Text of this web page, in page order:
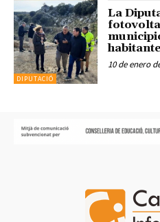
DIPUTACIÓ
La
10 de enero